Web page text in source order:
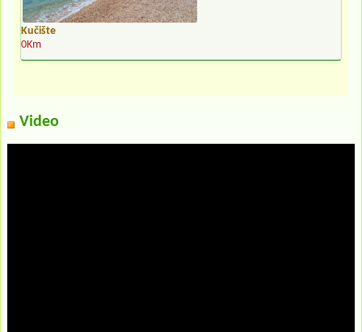
Kučište
0Km
Video